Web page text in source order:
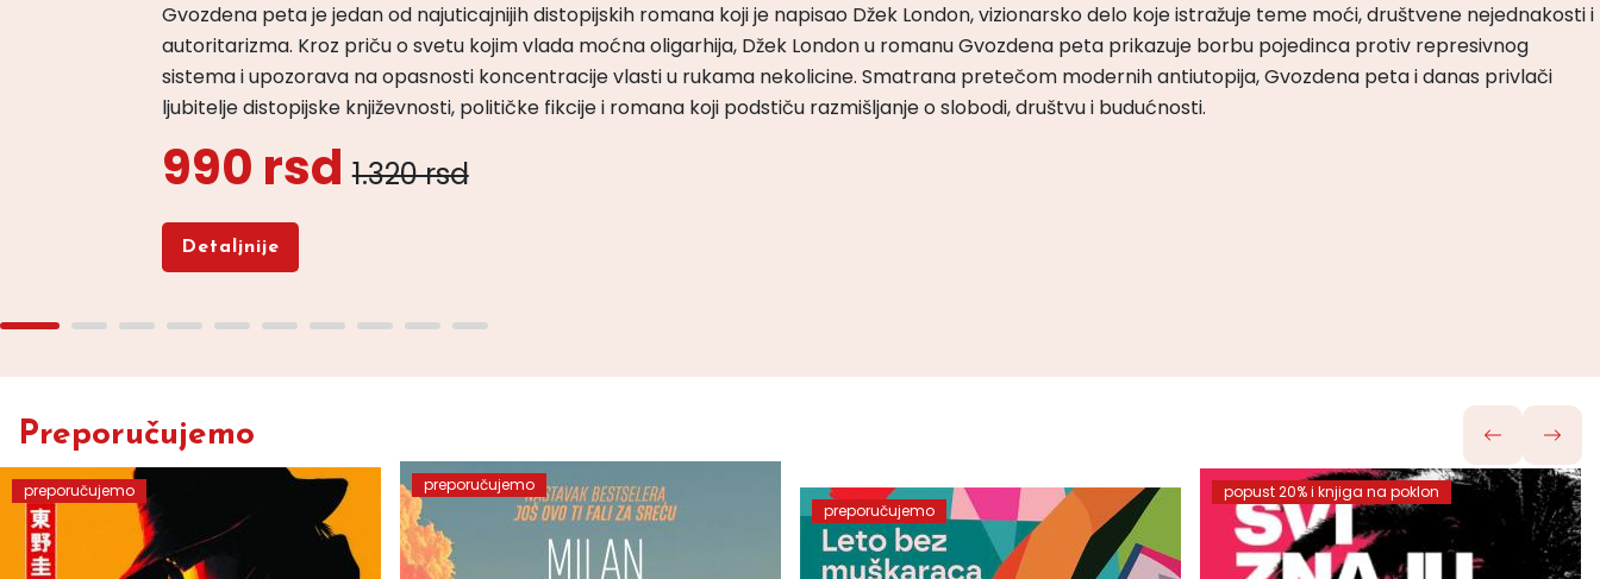
Gvozdena peta je jedan od najuticajnijih distopijskih romana koji je napisao Džek London, vizionarsko delo koje istražuje teme moći, društvene nejednakosti i
autoritarizma. Kroz priču o svetu kojim vlada moćna oligarhija, Džek London u romanu Gvozdena peta prikazuje borbu pojedinca protiv represivnog
sistema i upozorava na opasnosti koncentracije vlasti u rukama nekolicine. Smatrana pretečom modernih antiutopija, Gvozdena peta i danas privlači
ljubitelje distopijske književnosti, političke fikcije i romana koji podstiču razmišljanje o slobodi, društvu i budućnosti.
990 rsd 1.320 rsd
Detaljnije
Preporučujemo
preporučujemo preporučujemo
preporučujemo
popust 20% i knjiga na poklon